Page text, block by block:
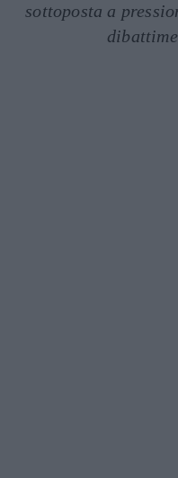
sottoposta a